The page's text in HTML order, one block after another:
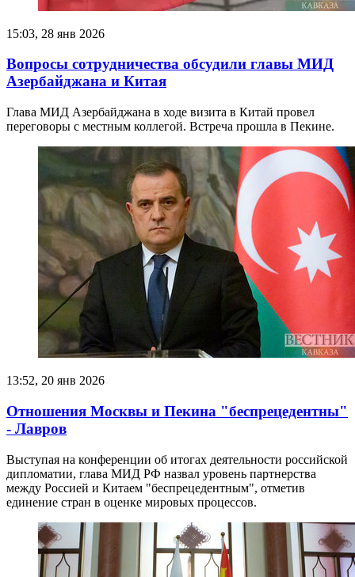
15:03, 28 янв 2026
Вопросы сотрудничества обсудили главы МИД
Азербайджана и Китая
Глава МИД Азербайджана в ходе визита в Китай провел
переговоры с местным коллегой. Встреча прошла в Пекине.
13:52, 20 янв 2026
Отношения Москвы и Пекина "беспрецедентны"
- Лавров
Выступая на конференции об итогах деятельности российской
дипломатии, глава МИД РФ назвал уровень партнерства
между Россией и Китаем "беспрецедентным", отметив
единение стран в оценке мировых процессов.